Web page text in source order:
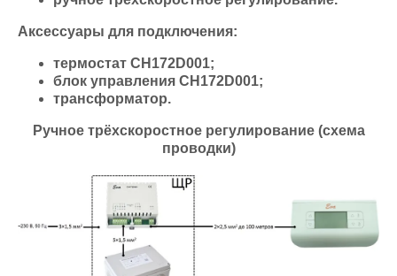
Аксессуары для подключения:
термостат СН172D001;
блок управления СН172D001;
трансформатор.
Ручное трёхскоростное регулирование (схема
проводки)